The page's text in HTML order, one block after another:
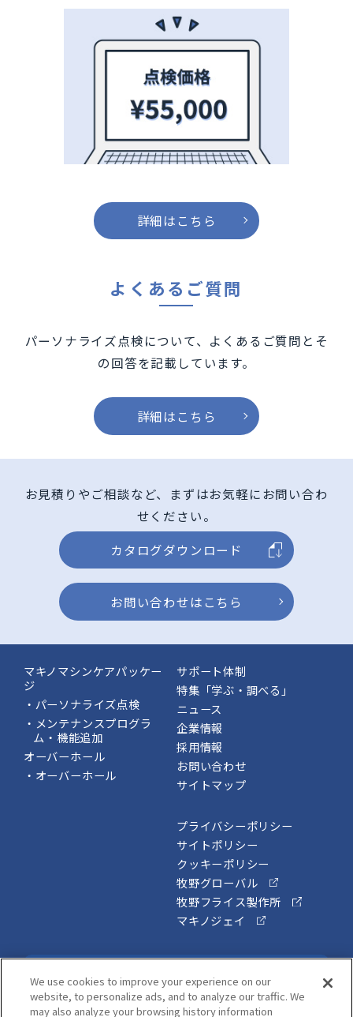
詳細はこちら
よくあるご質問
パーソナライズ点検について、よくあるご質問とそ
の回答を記載しています。
詳細はこちら
お見積りやご相談など、まずはお気軽にお問い合わ
せください。
カタログダウンロード
お問い合わせはこちら
マキノマシンケアパッケー
ジ
・パーソナライズ点検
・メンテナンスプログラ
ム・機能追加
オーバーホール
・オーバーホール
サポート体制
特集「学ぶ・調べる」
ニュース
企業情報
採用情報
お問い合わせ
サイトマップ
プライバシーポリシー
サイトポリシー
クッキーポリシー
牧野グローバル
牧野フライス製作所
マキノジェイ
メールマガジン
Mail Magazine
We use cookies to improve your experience on our
website, to personalize ads, and to analyze our traffic. We
may also analyze your browsing history information